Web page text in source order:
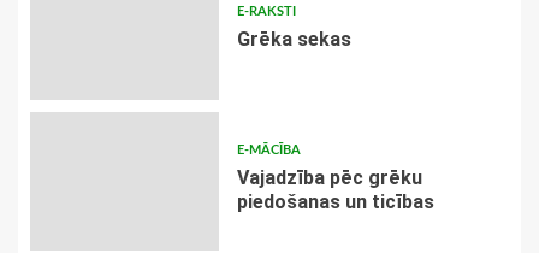
E-RAKSTI
Grēka sekas
E-MĀCĪBA
Vajadzība pēc grēku
piedošanas un ticības